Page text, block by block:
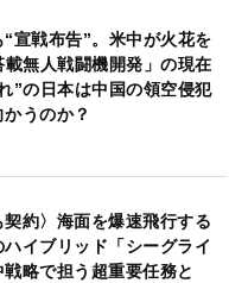
宣戦布告”。米中が火花を
無人戦闘機開発」の現在
”の日本は中国の領空侵犯
うのか？
契約〉海面を爆速飛行する
イブリッド「シーグライ
略で担う超重要任務と